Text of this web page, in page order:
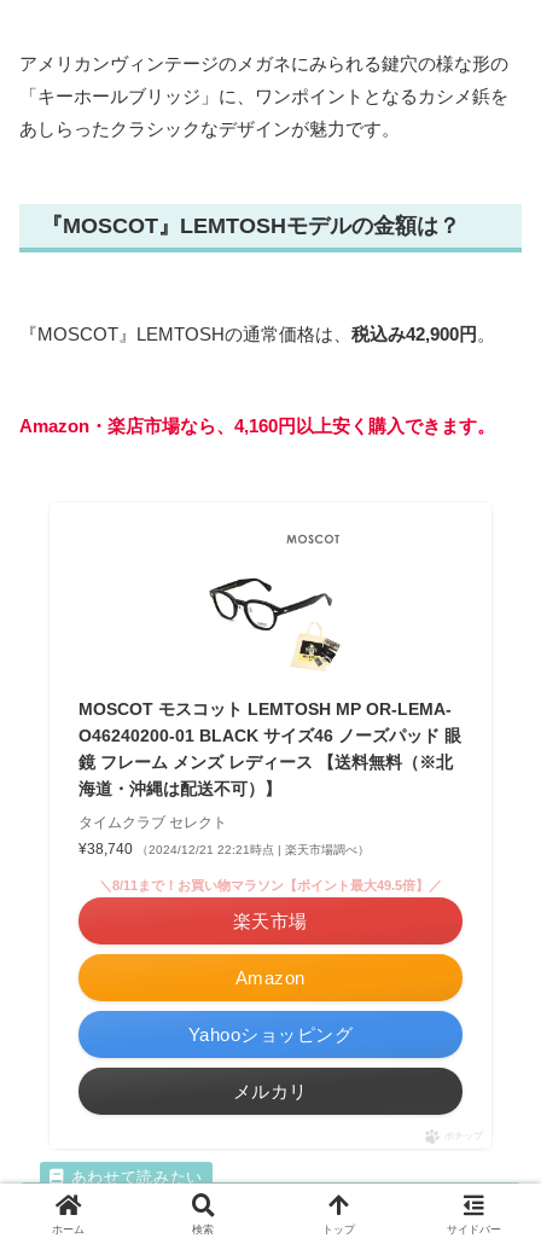
アメリカンヴィンテージのメガネにみられる鍵穴の様な形の
「キーホールブリッジ」に、ワンポイントとなるカシメ鋲を
あしらったクラシックなデザインが魅力です。
『MOSCOT』LEMTOSHモデルの金額は？
『MOSCOT』LEMTOSHの通常価格は、 税込み42,900円 。
Amazon・楽店市場なら、4,160円以上安く購入できます。
MOSCOT モスコット LEMTOSH MP OR-LEMA-
O46240200-01 BLACK サイズ46 ノーズパッド 眼
鏡 フレーム メンズ レディース 【送料無料（※北
海道・沖縄は配送不可）】
タイムクラブ セレクト
¥38,740
（2024/12/21 22:21時点 | 楽天市場調べ）
Amazon
＼8/11まで！お買い物マラソン【ポイント最大49.5倍】／
楽天市場
Yahooショッピング
メルカリ
ポチップ
【眼鏡店員が解説】川口春奈さん着用メガネ・サング
ラスなど16選まとめ┃2025年最新
雑誌『二コラ』の専属モデルとしてデビューし、今では数々のド
ホーム 検索 トップ サイドバー